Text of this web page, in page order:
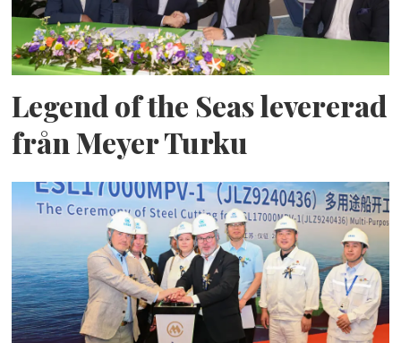
Legend of the Seas levererad
från Meyer Turku